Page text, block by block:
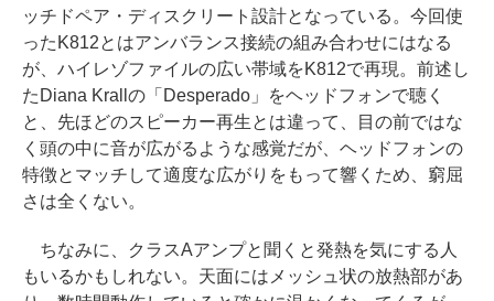
ッチドペア・ディスクリート設計となっている。今回使
ったK812とはアンバランス接続の組み合わせにはなる
が、ハイレゾファイルの広い帯域をK812で再現。前述し
たDiana Krallの「Desperado」をヘッドフォンで聴く
と、先ほどのスピーカー再生とは違って、目の前ではな
く頭の中に音が広がるような感覚だが、ヘッドフォンの
特徴とマッチして適度な広がりをもって響くため、窮屈
さは全くない。
ちなみに、クラスAアンプと聞くと発熱を気にする人
もいるかもしれない。天面にはメッシュ状の放熱部があ